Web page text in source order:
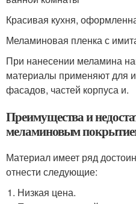
Красивая кухня,
Меламиновая пленка с
При нанесении меламина
материалы применяют для
фасадов, частей корпуса и.
Преимущества и
меламиновым
Материал имеет ряд
отнести следующие:
Низкая цена.